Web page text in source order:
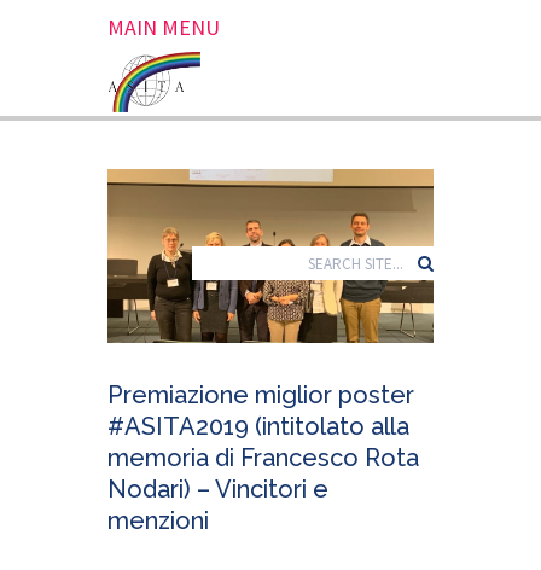
MAIN MENU
Premiazione miglior poster
#ASITA2019 (intitolato alla
memoria di Francesco Rota
Nodari) – Vincitori e
menzioni